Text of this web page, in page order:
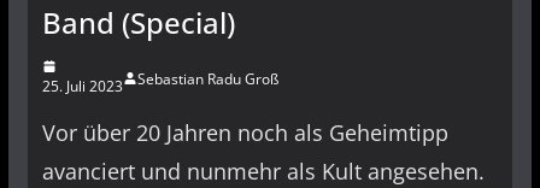
Band (Special)
25. Juli 2023 Sebastian Radu Groß
Vor über 20 Jahren noch als Geheimtipp
avanciert und nunmehr als Kult angesehen.